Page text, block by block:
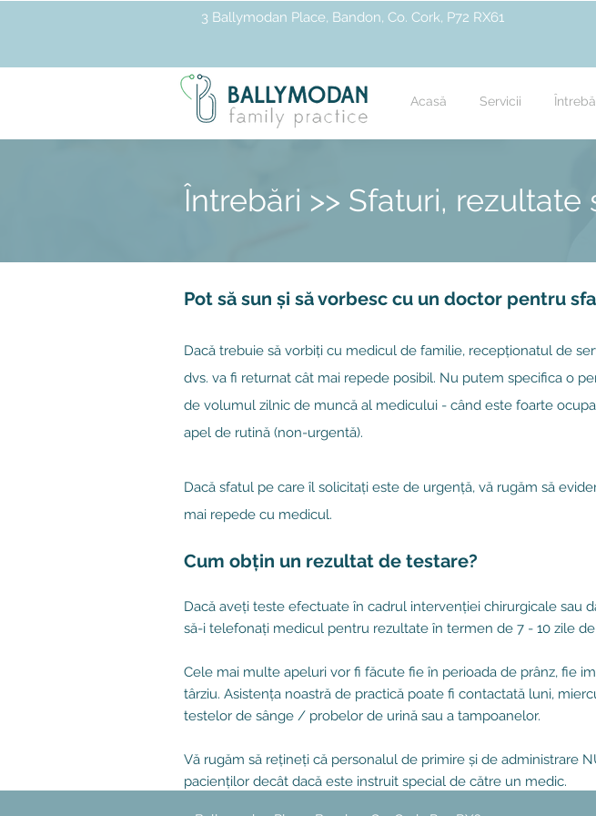
3 Ballymodan Place, Bandon, Co. Cork, P72 RX61
Acasă Servicii
Întrebări >> Sfaturi, rezultate
Pot să sun și să vorbesc cu un doctor pentru
Dacă trebuie să vorbiți cu medicul de familie, recepționatul de
dvs. va fi returnat cât mai repede posibil. Nu putem specifica o
de volumul zilnic de muncă al medicului - când este foarte
apel de rutină (non-urgentă).
Dacă sfatul pe care îl solicitați este de urgență, vă rugăm să
mai repede cu medicul.
Cum obțin un rezultat de testare?
Dacă aveți teste efectuate în cadrul intervenției chirurgicale sau
să-i telefonați medicul pentru rezultate în termen de 7 - 10 zile
Cele mai multe apeluri vor fi făcute fie în perioada de prânz, fie
târziu. Asistența noastră de practică poate fi contactată luni,
testelor de sânge / probelor de urină sau a tampoanelor.
Vă rugăm să rețineți că personalul de primire și de administrare
pacienților decât dacă este instruit special de către un medic.